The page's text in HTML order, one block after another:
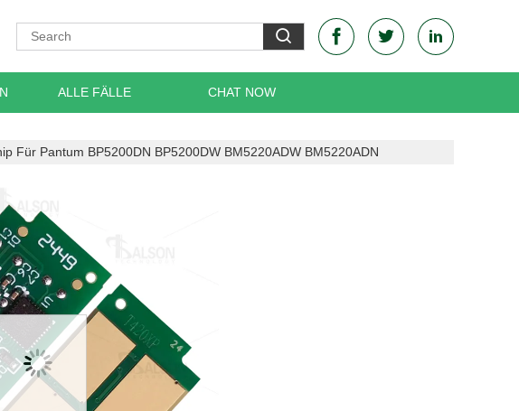
ALLE FÄLLE CHAT NOW
Für Pantum BP5200DN BP5200DW BM5220ADW BM5220ADN